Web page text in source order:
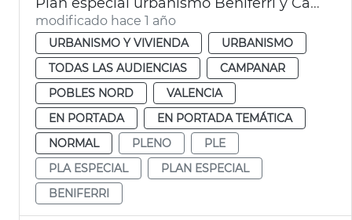
modificado hace 1 año
URBANISMO Y VIVIENDA
URBANISMO
TODAS LAS AUDIENCIAS
CAMPANAR
POBLES NORD
VALENCIA
EN PORTADA
EN PORTADA TEMÁTICA
NORMAL
PLENO
PLE
PLA ESPECIAL
PLAN ESPECIAL
BENIFERRI